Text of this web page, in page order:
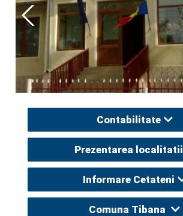
Contabilitate
Prezentarea localitatii
Informare Cetateni
Comuna Tibana